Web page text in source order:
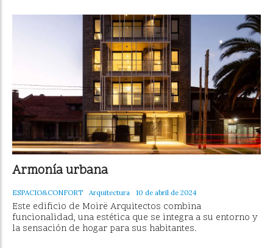
Armonía urbana
ESPACIO&CONFORT Arquitectura 10 de abril de 2024
Este edificio de Moirë Arquitectos combina
funcionalidad, una estética que se integra a su entorno y
la sensación de hogar para sus habitantes.